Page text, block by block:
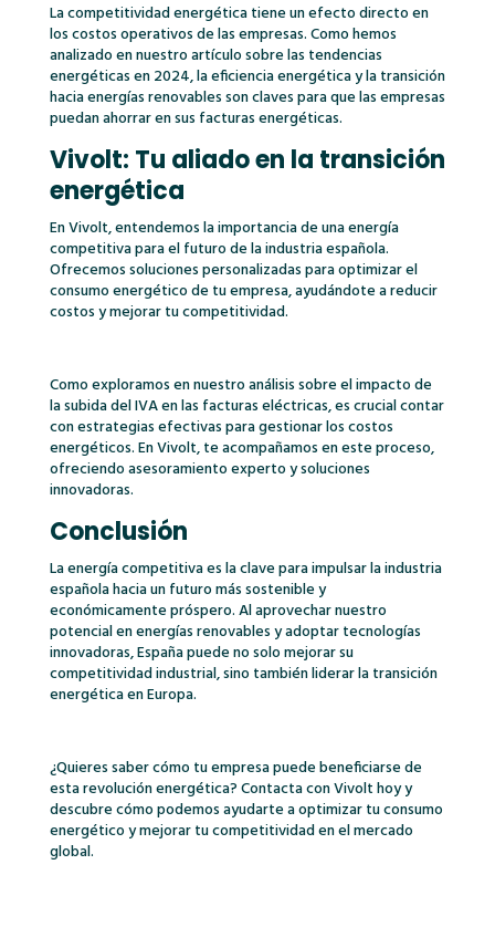
La competitividad energética tiene un efecto directo en
los costos operativos de las empresas. Como hemos
analizado en nuestro artículo sobre las tendencias
energéticas en 2024, la eficiencia energética y la transición
hacia energías renovables son claves para que las empresas
puedan ahorrar en sus facturas energéticas.
Vivolt: Tu aliado en la transición
energética
En Vivolt, entendemos la importancia de una energía
competitiva para el futuro de la industria española.
Ofrecemos soluciones personalizadas para optimizar el
consumo energético de tu empresa, ayudándote a reducir
costos y mejorar tu competitividad.
Como exploramos en nuestro análisis sobre el impacto de
la subida del IVA en las facturas eléctricas, es crucial contar
con estrategias efectivas para gestionar los costos
energéticos. En Vivolt, te acompañamos en este proceso,
ofreciendo asesoramiento experto y soluciones
innovadoras.
Conclusión
La energía competitiva es la clave para impulsar la industria
española hacia un futuro más sostenible y
económicamente próspero. Al aprovechar nuestro
potencial en energías renovables y adoptar tecnologías
innovadoras, España puede no solo mejorar su
competitividad industrial, sino también liderar la transición
energética en Europa.
¿Quieres saber cómo tu empresa puede beneficiarse de
esta revolución energética? Contacta con Vivolt hoy y
descubre cómo podemos ayudarte a optimizar tu consumo
energético y mejorar tu competitividad en el mercado
global.